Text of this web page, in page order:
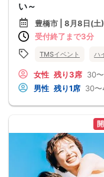
い～
豊橋市 | 8月8日(土
受付終了まで3分
TMSイベント ハ
女性 残り3席 30
男性 残り1席 30